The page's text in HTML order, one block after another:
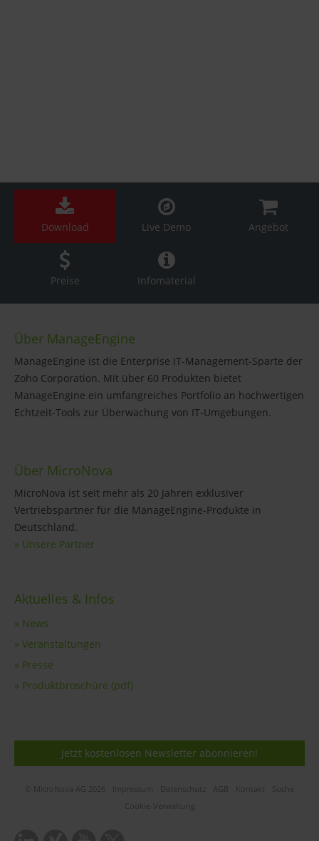
Download Live Demo Angebot
Preise Infomaterial
Über ManageEngine
ManageEngine ist die Enterprise IT-Management-Sparte der
Zoho Corporation. Mit über 60 Produkten bietet
ManageEngine ein umfangreiches Portfolio an hochwertigen
Echtzeit-Tools zur Überwachung von IT-Umgebungen.
Über MicroNova
MicroNova ist seit mehr als 20 Jahren exklusiver
Vertriebspartner für die ManageEngine-Produkte in
Deutschland.
» Unsere Partner
Aktuelles & Infos
» News
» Veranstaltungen
» Presse
» Produktbroschüre (pdf)
Jetzt kostenlosen Newsletter abonnieren!
© MicroNova AG 2026 Impressum Datenschutz AGB Kontakt
Suche
Cookie-Verwaltung